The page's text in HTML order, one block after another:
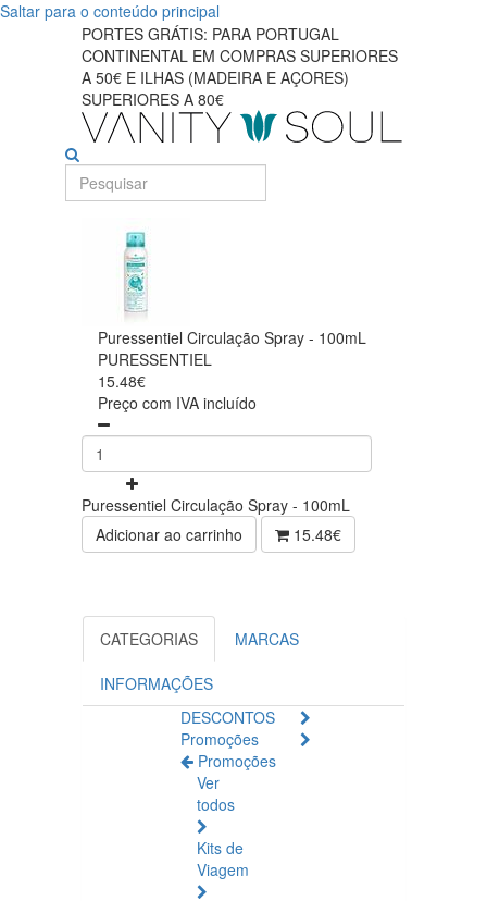
Saltar para o conteúdo principal
PORTES GRÁTIS: PARA PORTUGAL
CONTINENTAL EM COMPRAS SUPERIORES
A 50€ E ILHAS (MADEIRA E AÇORES)
SUPERIORES A 80€
Puressentiel Circulação Spray - 100mL
PURESSENTIEL
15.48€
Preço com IVA incluído
Puressentiel Circulação Spray - 100mL
Adicionar ao carrinho
15.48€
CATEGORIAS MARCAS
INFORMAÇÕES
DESCONTOS
Promoções
Promoções
Ver
todos
Kits de
Viagem